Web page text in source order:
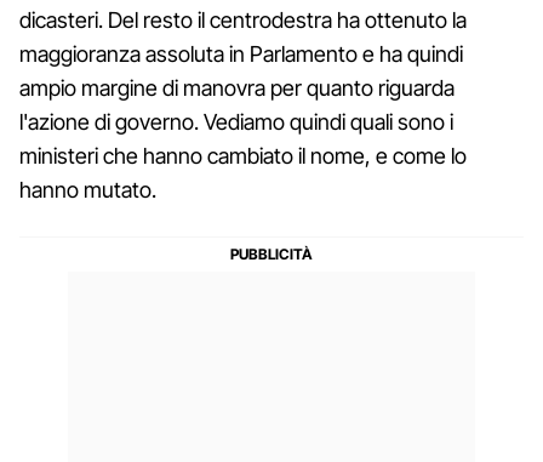
dicasteri. Del resto il centrodestra ha ottenuto la
maggioranza assoluta in Parlamento e ha quindi
ampio margine di manovra per quanto riguarda
l'azione di governo. Vediamo quindi quali sono i
ministeri che hanno cambiato il nome, e come lo
hanno mutato.